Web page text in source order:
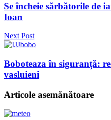
Se încheie sărbătorile de
Ioan
Next Post
Boboteaza în siguranță:
vasluieni
Articole asemănătoare